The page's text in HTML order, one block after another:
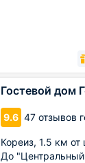
Гостевой дом
9.6 47 отзывов
Кореиз, 1.5 км от
До